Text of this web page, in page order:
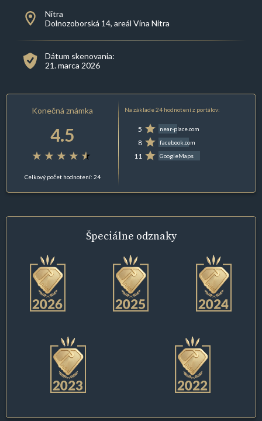
Nitra
Dolnozoborská 14, areál Vína Nitra
Dátum skenovania:
21. marca 2026
Konečná známka
4.5
Celkový počet hodnotení: 24
Na základe 24 hodnotení z portálov:
5 near-place.com
8 facebook.com
11 GoogleMaps
Špeciálne odznaky